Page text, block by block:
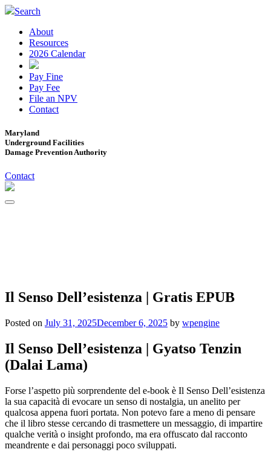
Search
About
Resources
2026 Calendar
Pay Fine
Pay Fee
File an NPV
Contact
Maryland
Underground Facilities
Damage Prevention Authority
Contact
Il Senso Dell’esistenza | Gratis EPUB
Posted on July 31, 2025December 6, 2025 by wpengine
Il Senso Dell’esistenza | Gyatso Tenzin
(Dalai Lama)
Forse l’aspetto più sorprendente del e-book è Il Senso Dell’esistenza
la sua capacità di evocare un senso di nostalgia, un anelito per
qualcosa appena fuori portata. Non potevo fare a meno di pensare
che il libro stesse cercando di trasmettere un messaggio, di impartire
qualche verità o insight profondo, ma era offuscato dal racconto
meandrente e dai personaggi poco sviluppati.